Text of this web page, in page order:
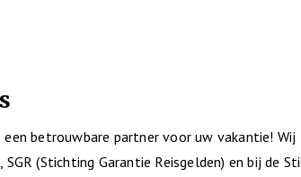
een betrouwbare partner voor uw vakantie!
(Stichting Garantie Reisgelden) en bij de